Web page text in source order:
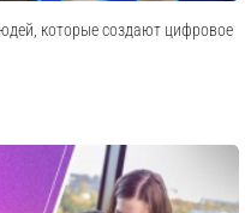
которые создают цифровое